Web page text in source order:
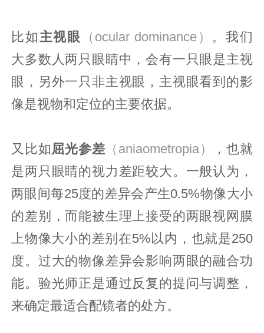
比如主视眼 （ocular dominance）
。我们
大多数人两只眼睛中，会有一只眼是主视
眼，另外一只非主视眼，主视眼看到的影
像是视物和定位的主要依据。
又比如屈光参差 （aniaometropia）
，也就
是两只眼睛的视力差距较大。一般认为，
两眼间每25度的差异会产生0.5%物像大小
的差别，而能被生理上接受的两眼视网膜
上物像大小的差别在5%以内，也就是250
度。过大的物像差异会影响两眼的融合功
能。验光师正是通过反复的提问与调整，
来确定最适合配镜者的处方。